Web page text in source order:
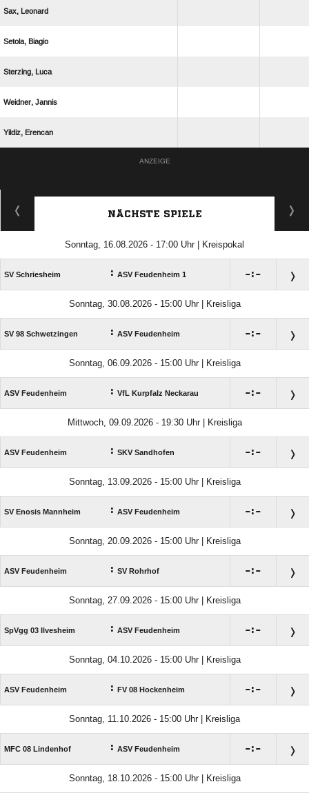
 
 
 
 
 
ANZEIGE
NÄCHSTE SPIELE
Sonntag, 16.08.2026 - 17:00 Uhr | Kreispokal
SV Schriesheim : ASV Feudenheim 1 :
Sonntag, 30.08.2026 - 15:00 Uhr | Kreisliga
SV 98 Schwetzingen : ASV Feudenheim :
Sonntag, 06.09.2026 - 15:00 Uhr | Kreisliga
ASV Feudenheim : VfL Kurpfalz Neckarau :
Mittwoch, 09.09.2026 - 19:30 Uhr | Kreisliga
ASV Feudenheim : SKV Sandhofen :
Sonntag, 13.09.2026 - 15:00 Uhr | Kreisliga
SV Enosis Mannheim : ASV Feudenheim :
Sonntag, 20.09.2026 - 15:00 Uhr | Kreisliga
ASV Feudenheim : SV Rohrhof :
Sonntag, 27.09.2026 - 15:00 Uhr | Kreisliga
SpVgg 03 Ilvesheim : ASV Feudenheim :
Sonntag, 04.10.2026 - 15:00 Uhr | Kreisliga
ASV Feudenheim : FV 08 Hockenheim :
Sonntag, 11.10.2026 - 15:00 Uhr | Kreisliga
MFC 08 Lindenhof : ASV Feudenheim :
Sonntag, 18.10.2026 - 15:00 Uhr | Kreisliga